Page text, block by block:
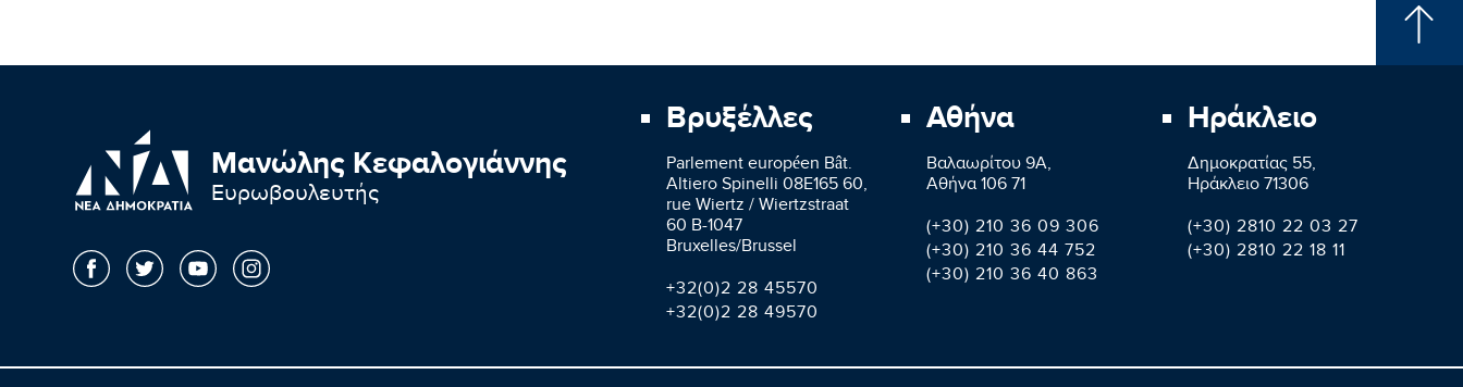
Μανώλης Κεφαλογιάννης
Ευρωβουλευτής
Βρυξέλλες
Parlement européen Bât.
Altiero Spinelli 08E165 60,
rue Wiertz / Wiertzstraat
60 B-1047
Bruxelles/Brussel
+32(0)2 28 45570
+32(0)2 28 49570
Αθήνα
Βαλαωρίτου 9A,
Aθήνα 106 71
(+30) 210 36 09 306
(+30) 210 36 44 752
(+30) 210 36 40 863
Ηράκλειο
Δημοκρατίας 55,
Ηράκλειο 71306
(+30) 2810 22 03 27
(+30) 2810 22 18 11